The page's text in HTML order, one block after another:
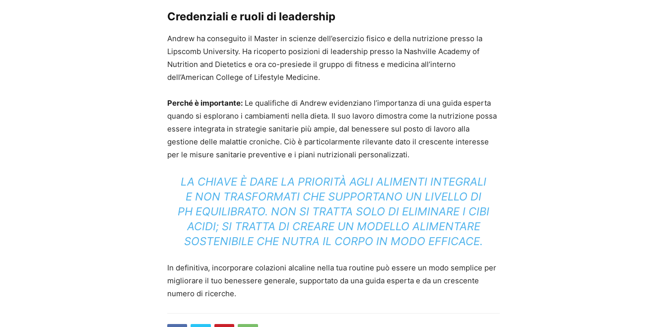
Credenziali e ruoli di leadership
Andrew ha conseguito il Master in scienze dell’esercizio fisico e della nutrizione presso la
Lipscomb University. Ha ricoperto posizioni di leadership presso la Nashville Academy of
Nutrition and Dietetics e ora co-presiede il gruppo di fitness e medicina all’interno
dell’American College of Lifestyle Medicine.
Perché è importante: Le qualifiche di Andrew evidenziano l’importanza di una guida esperta
quando si esplorano i cambiamenti nella dieta. Il suo lavoro dimostra come la nutrizione possa
essere integrata in strategie sanitarie più ampie, dal benessere sul posto di lavoro alla
gestione delle malattie croniche. Ciò è particolarmente rilevante dato il crescente interesse
per le misure sanitarie preventive e i piani nutrizionali personalizzati.
LA CHIAVE È DARE LA PRIORITÀ AGLI ALIMENTI INTEGRALI
E NON TRASFORMATI CHE SUPPORTANO UN LIVELLO DI
PH EQUILIBRATO. NON SI TRATTA SOLO DI ELIMINARE I CIBI
ACIDI; SI TRATTA DI CREARE UN MODELLO ALIMENTARE
SOSTENIBILE CHE NUTRA IL CORPO IN MODO EFFICACE.
In definitiva, incorporare colazioni alcaline nella tua routine può essere un modo semplice per
migliorare il tuo benessere generale, supportato da una guida esperta e da un crescente
numero di ricerche.